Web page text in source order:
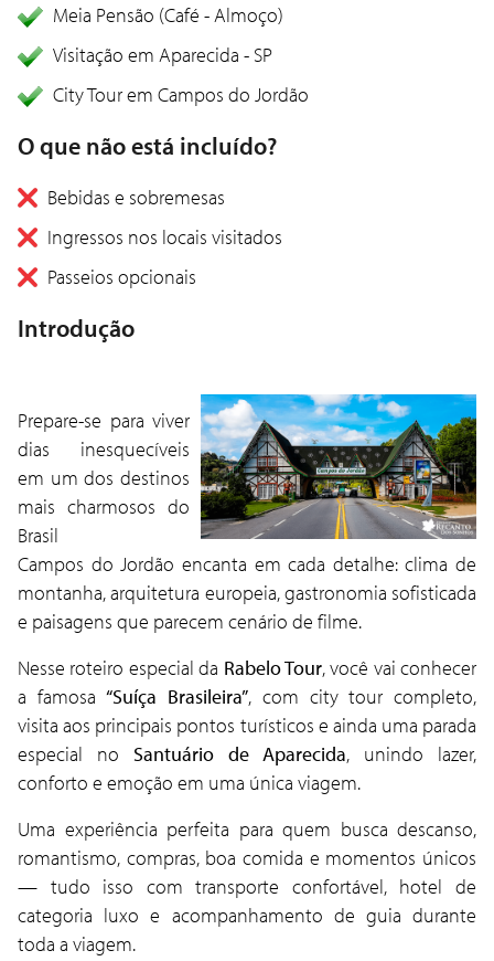
Meia Pensão (Café - Almoço)
Visitação em Aparecida - SP
City Tour em Campos do Jordão
O que não está incluído?
Bebidas e sobremesas
Ingressos nos locais visitados
Passeios opcionais
Introdução
Prepare-se para viver
dias inesquecíveis
em um dos destinos
mais charmosos do
Brasil
Campos do Jordão encanta em cada detalhe: clima de
montanha, arquitetura europeia, gastronomia sofisticada
e paisagens que parecem cenário de filme.
Nesse roteiro especial da Rabelo Tour, você vai conhecer
a famosa“Suíça Brasileira”, com city tour completo,
visita aos principais pontos turísticos e ainda uma parada
especial no Santuário de Aparecida, unindo lazer,
conforto e emoção em uma única viagem.
Uma experiência perfeita para quem busca descanso,
romantismo, compras, boa comida e momentos únicos
— tudo isso com transporte confortável, hotel de
categoria luxo e acompanhamento de guia durante
toda a viagem.